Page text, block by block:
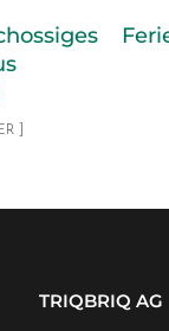
]
TRIQBRIQ AG